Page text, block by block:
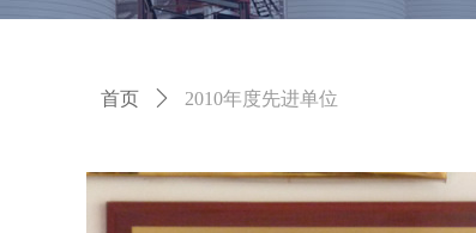
首页 ꄲ 2010年度先进单位